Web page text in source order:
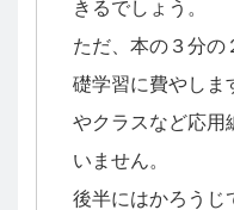
きるでしょう。
ただ、本の３分の
礎学習に費やしま
やクラスなど応用
いません。
後半にはかろうじ